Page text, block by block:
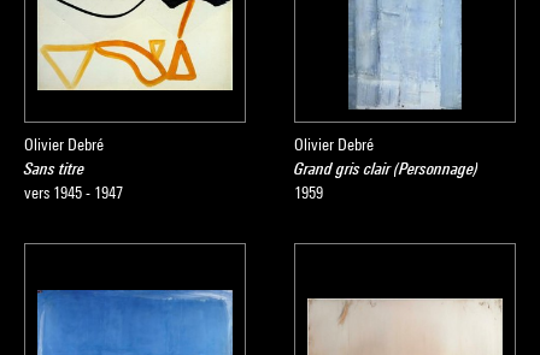
Olivier Debré
Sans titre
vers 1945 - 1947
Olivier Debré
Grand gris clair (Personnage)
1959